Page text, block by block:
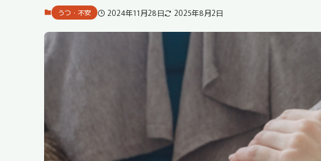
うつ・不安 2024年11月28日 2025年8月2日